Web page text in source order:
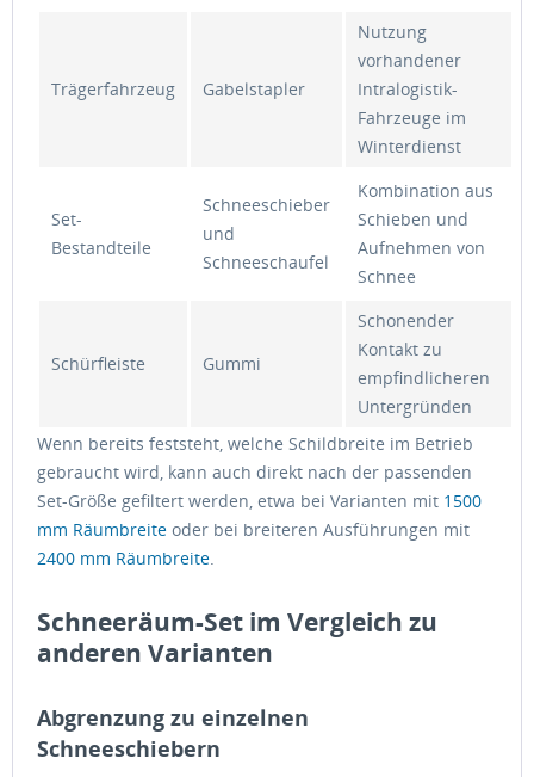
Trägerfahrzeug Gabelstapler
Nutzung
vorhandener
Intralogistik-
Fahrzeuge im
Winterdienst
Set-
Bestandteile
Schneeschieber
und
Schneeschaufel
Kombination aus
Schieben und
Aufnehmen von
Schnee
Schürfleiste Gummi
Schonender
Kontakt zu
empfindlicheren
Untergründen
Wenn bereits feststeht, welche Schildbreite im Betrieb
gebraucht wird, kann auch direkt nach der passenden
Set-Größe gefiltert werden, etwa bei Varianten mit 1500
mm Räumbreite oder bei breiteren Ausführungen mit
2400 mm Räumbreite.
Schneeräum-Set im Vergleich zu
anderen Varianten
Abgrenzung zu einzelnen
Schneeschiebern